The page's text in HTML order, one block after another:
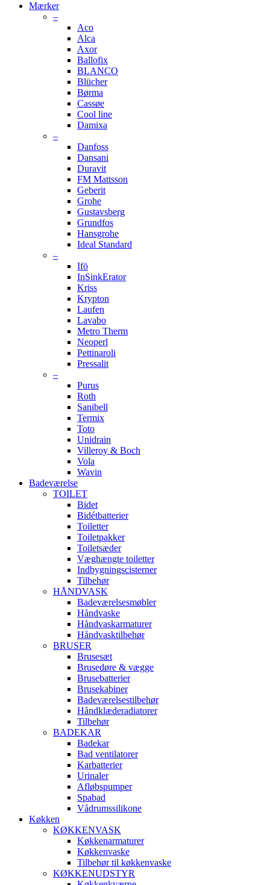
Mærker
–
Aco
Alca
Axor
Ballofix
BLANCO
Blücher
Børma
Cassøe
Cool line
Damixa
–
Danfoss
Dansani
Duravit
FM Mattsson
Geberit
Grohe
Gustavsberg
Grundfos
Hansgrohe
Ideal Standard
–
Ifö
InSinkErator
Kriss
Krypton
Laufen
Lavabo
Metro Therm
Neoperl
Pettinaroli
Pressalit
–
Purus
Roth
Sanibell
Termix
Toto
Unidrain
Villeroy & Boch
Vola
Wavin
Badeværelse
TOILET
Bidet
Bidétbatterier
Toiletter
Toiletpakker
Toiletsæder
Væghængte toiletter
Indbygningscisterner
Tilbehør
HÅNDVASK
Badeværelsesmøbler
Håndvaske
Håndvaskarmaturer
Håndvasktilbehør
BRUSER
Brusesæt
Brusedøre & vægge
Brusebatterier
Brusekabiner
Badeværelsestilbehør
Håndklæderadiatorer
Tilbehør
BADEKAR
Badekar
Bad ventilatorer
Karbatterier
Urinaler
Afløbspumper
Spabad
Vådrumssilikone
Køkken
KØKKENVASK
Køkkenarmaturer
Køkkenvaske
Tilbehør til køkkenvaske
KØKKENUDSTYR